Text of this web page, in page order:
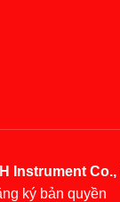
Instrument Co.,
ký bản quyền